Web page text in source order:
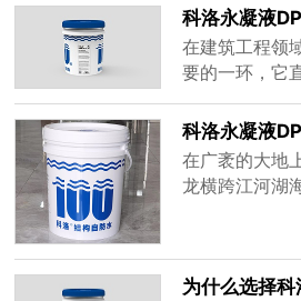
部位，却依然
渍。返修如同
信誉受质疑
更是压在工程
修补，而是革
科洛永凝液
合适的施工队
在建筑工程领
要的一环，它
用寿命和居住
凝液DPS防水
防水材料，凭
术和出色的防
青睐。然而，
如何选择......
科洛永凝液
水更稳固
在广袤的大地
龙横跨江河湖
行人的通行，
变迁。然而，
为什么选择科